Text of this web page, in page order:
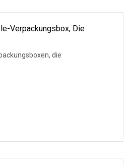
Verpackungsbox, Die
die